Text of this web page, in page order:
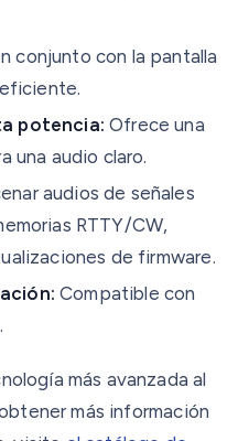
conjunto con la pantalla
potencia: Ofrece una
una audio claro.
audios de señales
RTTY/CW,
de firmware.
Compatible con
más avanzada al
más información